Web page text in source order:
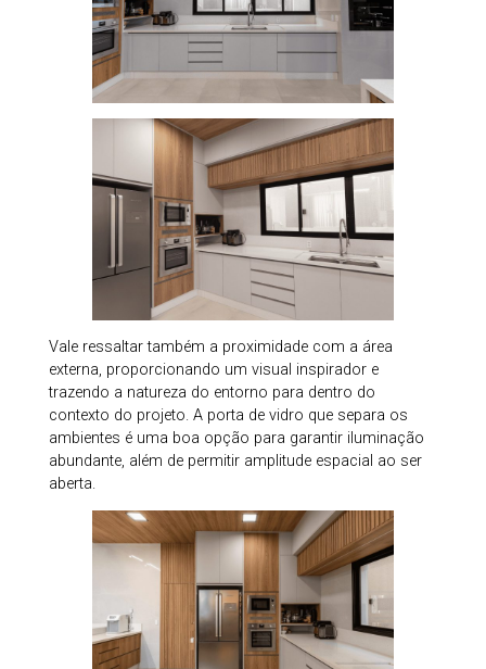
Vale ressaltar também a proximidade com a área
externa, proporcionando um visual inspirador e
trazendo a natureza do entorno para dentro do
contexto do projeto. A porta de vidro que separa os
ambientes é uma boa opção para garantir iluminação
abundante, além de permitir amplitude espacial ao ser
aberta.